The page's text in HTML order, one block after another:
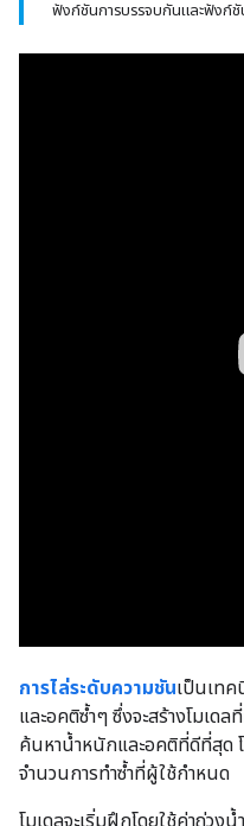
ฟังก์ชันการบรรจบกันและฟังก์
การไล่ระดับความชันเป็นเท
และอคติซ้ำๆ ซึ่งจะสร้างโมเด
ค้นหาน้ำหนักและอคติที่ดีที่สุด
จำนวนการทำซ้ำที่ผู้ใช้กำหนด
โมเดลจะเริ่มฝึกโดยใช้ค่าถ่ว